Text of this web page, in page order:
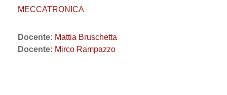
MECCATRONICA
Docente: Mattia Bruschetta
Docente: Mirco Rampazzo